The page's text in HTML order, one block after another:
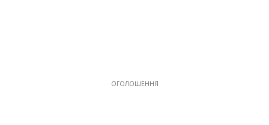
ОГОЛОШЕННЯ